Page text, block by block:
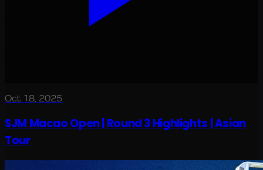
Oct 18, 2025
SJM Macao Open | Round 3 Highlights | Asian
Tour